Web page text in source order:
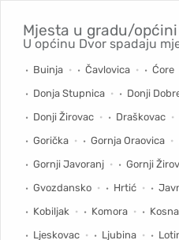
Mjesta u gradu/općini
U općinu Dvor spadaju
Buinja Čavlovica Ćore
Donja Stupnica
Donji
Donji Žirovac
Draškovac
Gorička
Gornja Oraovica
Gornji Javoranj
Gornji
Gvozdansko
Hrtić
Kobiljak
Komora Kosna
Ljeskovac
Ljubina